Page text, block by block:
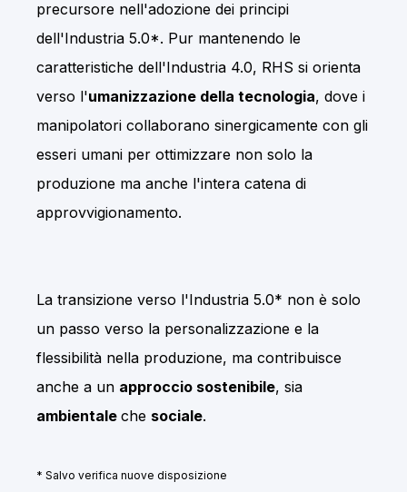
precursore nell'adozione dei principi
dell'Industria 5.0*. Pur mantenendo le
caratteristiche dell'Industria 4.0, RHS si orienta
verso l'umanizzazione della tecnologia, dove i
manipolatori collaborano sinergicamente con gli
esseri umani per ottimizzare non solo la
produzione ma anche l'intera catena di
approvvigionamento.
La transizione verso l'Industria 5.0* non è solo
un passo verso la personalizzazione e la
flessibilità nella produzione, ma contribuisce
anche a un approccio sostenibile, sia
ambientale che sociale.
* Salvo verifica nuove disposizione